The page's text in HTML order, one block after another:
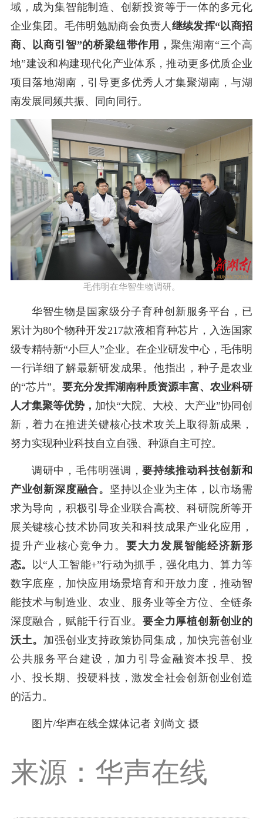
域，成为集智能制造、创新投资等于一体的多元化
企业集团 。 毛伟明 勉励商会负责人 继续发挥“以商招
商、以商引智”的桥梁纽带作用， 聚焦湖南“三个高
地”建设和构建现代化产业体系，推动更多优质企业
项目落地湖南，引导更多优秀人才集聚湖南，与湖
南发展同频共振、同向同行。
毛伟明在华智生物调研。
华智生物是国家级分子育种创新服务平台，已
累计为80个物种开发217款液相育种芯片，入选国家
级专精特新“小巨人”企业。在企业研发中心，毛伟明
一行详细了解最新研发成果。他指出，种子是农业
的“芯片”。 要充分发挥湖南种质资源丰富、农业科研
人才集聚等优势， 加快“大院、大校、大产业”协同创
新，着力在推进关键核心技术攻关上取得新成果，
努力实现种业科技自立自强、种源自主可控。
调研中，毛伟明 强调，要持续推动科技创新和
产业创新深度融合。 坚持以企业为主体，以市场需
求为导向，积极引导企业联合高校、科研院所等开
展关键核心技术协同攻关和科技成果产业化应用，
提升产业核心竞争力。 要大力发展智能经济新形
态。 以“人工智能+”行动为抓手，强化电力、算力等
数字底座，加快应用场景培育和开放力度，推动智
能技术与制造业、农业、服务业等全方位、全链条
深度融合，赋能千行百业。要全力厚植创新创业的
沃土。 加强创业支持政策协同集成，加快完善创业
公共服务平台建设，加力引导金融资本投早、投
小、投长期、投硬科技，激发全社会创新创业创造
的活力 。
图片/华声在线全媒体记者 刘尚文 摄
来源：华声在线